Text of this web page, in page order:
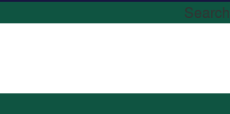
Search